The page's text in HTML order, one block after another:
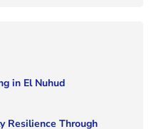
in El Nuhud
Resilience Through